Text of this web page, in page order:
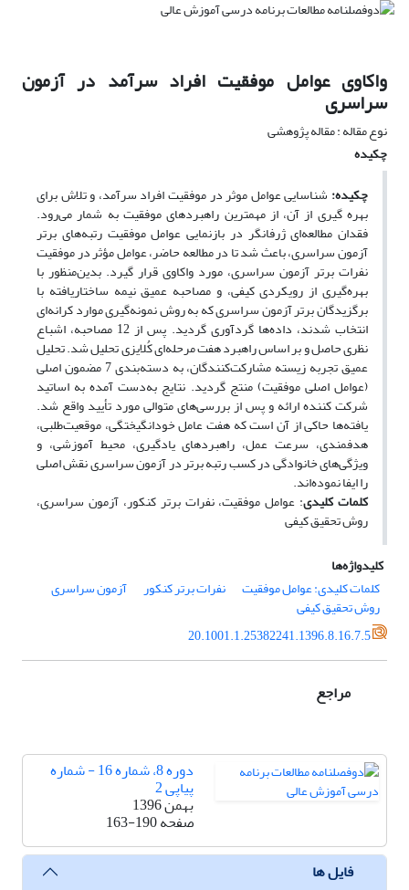
واکاوی عوامل موفقیت افراد سرآمد در آزمون
سراسری
نوع مقاله : مقاله پژوهشی
چکیده
چکیده: شناسایی عوامل موثر در موفقیت افراد سرآمد، و تلاش برای
بهره گیری از آن، از مهمترین راهبردهای موفقیت به شمار می‌رود.
فقدان مطالعه‌ای ژرفانگر در بازنمایی عوامل موفقیت رتبه‌های برتر
آزمون‌ سراسری، باعث شد تا در مطالعه حاضر، عوامل مؤثر در موفقیت
نفرات برتر آزمون سراسری، مورد واکاوی قرار گیرد. بدین‌منظور با
بهره‌گیری از رویکردی کیفی، و مصاحبه عمیق نیمه ساختار‌یافته با
برگزیدگان برتر آزمون سراسری که به روش نمونه‌گیری موارد کرانه‌ای
انتخاب شدند، داده‌ها گردآوری گردید. پس از 12 مصاحبه، اشباع
نظری حاصل و بر اساس راهبرد هفت مرحله‌ای کُلایزی تحلیل شد. تحلیل
عمیق تجربه زیسته مشارکت‌کنندگان، به دسته‌بندی 7 مضمون اصلی
(عوامل اصلی موفقیت) منتج گردید. نتایج به‌دست آمده به اساتید
شرکت کننده ارائه و پس از بررسی‌های متوالی مورد تأیید واقع شد.
یافته‌ها حاکی از آن است که هفت عامل خودانگیختگی، موقعیت‌طلبی،
هدفمندی، سرعت عمل، راهبردهای یادگیری، محیط آموزشی، و
ویژگی‌های خانوادگی در کسب رتبه برتر در آزمون سراسری نقش اصلی
را ایفا نموده‌اند.
کلمات کلیدی: عوامل موفقیت، نفرات برتر کنکور، آزمون سراسری،
روش تحقیق کیفی
کلیدواژه‌ها
کلمات کلیدی: عوامل موفقیت
نفرات برتر کنکور آزمون سراسری
روش تحقیق کیفی
20.1001.1.25382241.1396.8.16.7.5
مراجع
دوره 8، شماره 16 - شماره
پیاپی 2
بهمن 1396
صفحه163-190
فایل ها